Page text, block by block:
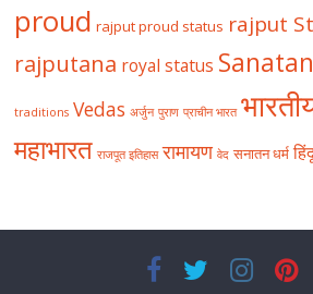
proud rajput proud status rajput
rajputana royal status
traditions Vedas अर्जुन पुराण प्राचीन भारत
महाभारत राजपूत इतिहास रामायण वेद सनातन धर्म